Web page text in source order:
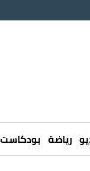
رياضة بودكاست